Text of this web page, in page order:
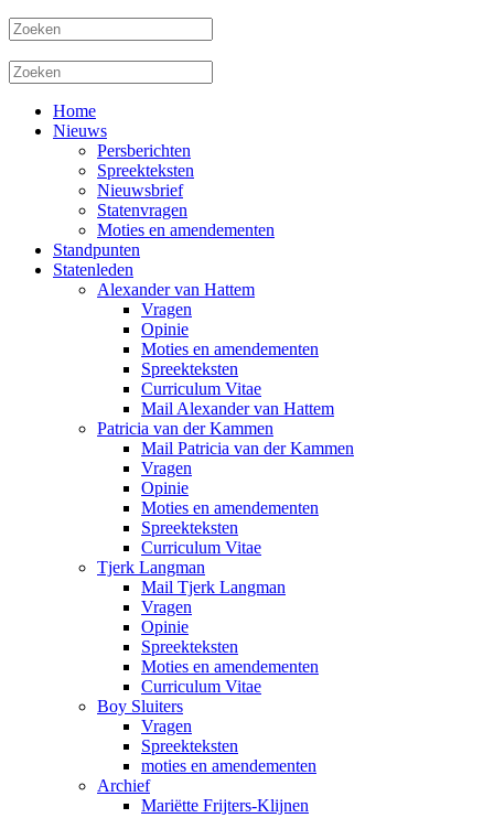
Home
Nieuws
Persberichten
Spreekteksten
Nieuwsbrief
Statenvragen
Moties en amendementen
Standpunten
Statenleden
Alexander van Hattem
Vragen
Opinie
Moties en amendementen
Spreekteksten
Curriculum Vitae
Mail Alexander van Hattem
Patricia van der Kammen
Mail Patricia van der Kammen
Vragen
Opinie
Moties en amendementen
Spreekteksten
Curriculum Vitae
Tjerk Langman
Mail Tjerk Langman
Vragen
Opinie
Spreekteksten
Moties en amendementen
Curriculum Vitae
Boy Sluiters
Vragen
Spreekteksten
moties en amendementen
Archief
Mariëtte Frijters-Klijnen